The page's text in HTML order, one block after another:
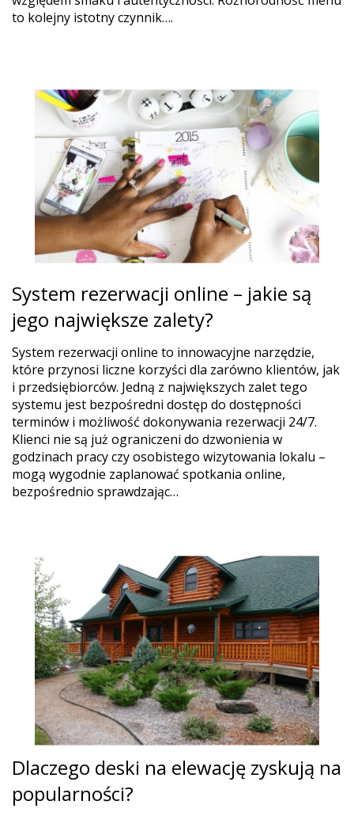
to kolejny istotny czynnik….
System rezerwacji online – jakie są
jego największe zalety?
System rezerwacji online to innowacyjne narzędzie,
które przynosi liczne korzyści dla zarówno klientów, jak
i przedsiębiorców. Jedną z największych zalet tego
systemu jest bezpośredni dostęp do dostępności
terminów i możliwość dokonywania rezerwacji 24/7.
Klienci nie są już ograniczeni do dzwonienia w
godzinach pracy czy osobistego wizytowania lokalu –
mogą wygodnie zaplanować spotkania online,
bezpośrednio sprawdzając…
Dlaczego deski na elewację zyskują na
popularności?